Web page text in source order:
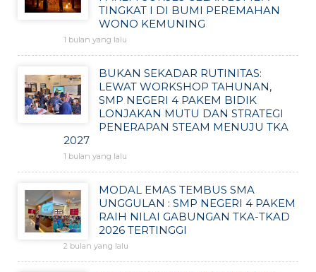
TINGKAT I DI BUMI PEREMAHAN
WONO KEMUNING
1 bulan yang lalu
BUKAN SEKADAR RUTINITAS:
LEWAT WORKSHOP TAHUNAN,
SMP NEGERI 4 PAKEM BIDIK
LONJAKAN MUTU DAN STRATEGI
PENERAPAN STEAM MENUJU TKA
2027
1 bulan yang lalu
MODAL EMAS TEMBUS SMA
UNGGULAN : SMP NEGERI 4 PAKEM
RAIH NILAI GABUNGAN TKA-TKAD
2026 TERTINGGI
2 bulan yang lalu